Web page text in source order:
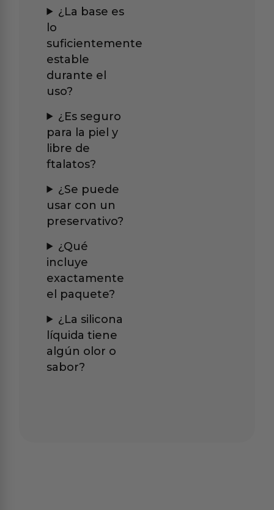
¿La base es
lo
suficientemente
estable
durante el
uso?
¿Es seguro
para la piel y
libre de
ftalatos?
¿Se puede
usar con un
preservativo?
¿Qué
incluye
exactamente
el paquete?
¿La silicona
líquida tiene
algún olor o
sabor?